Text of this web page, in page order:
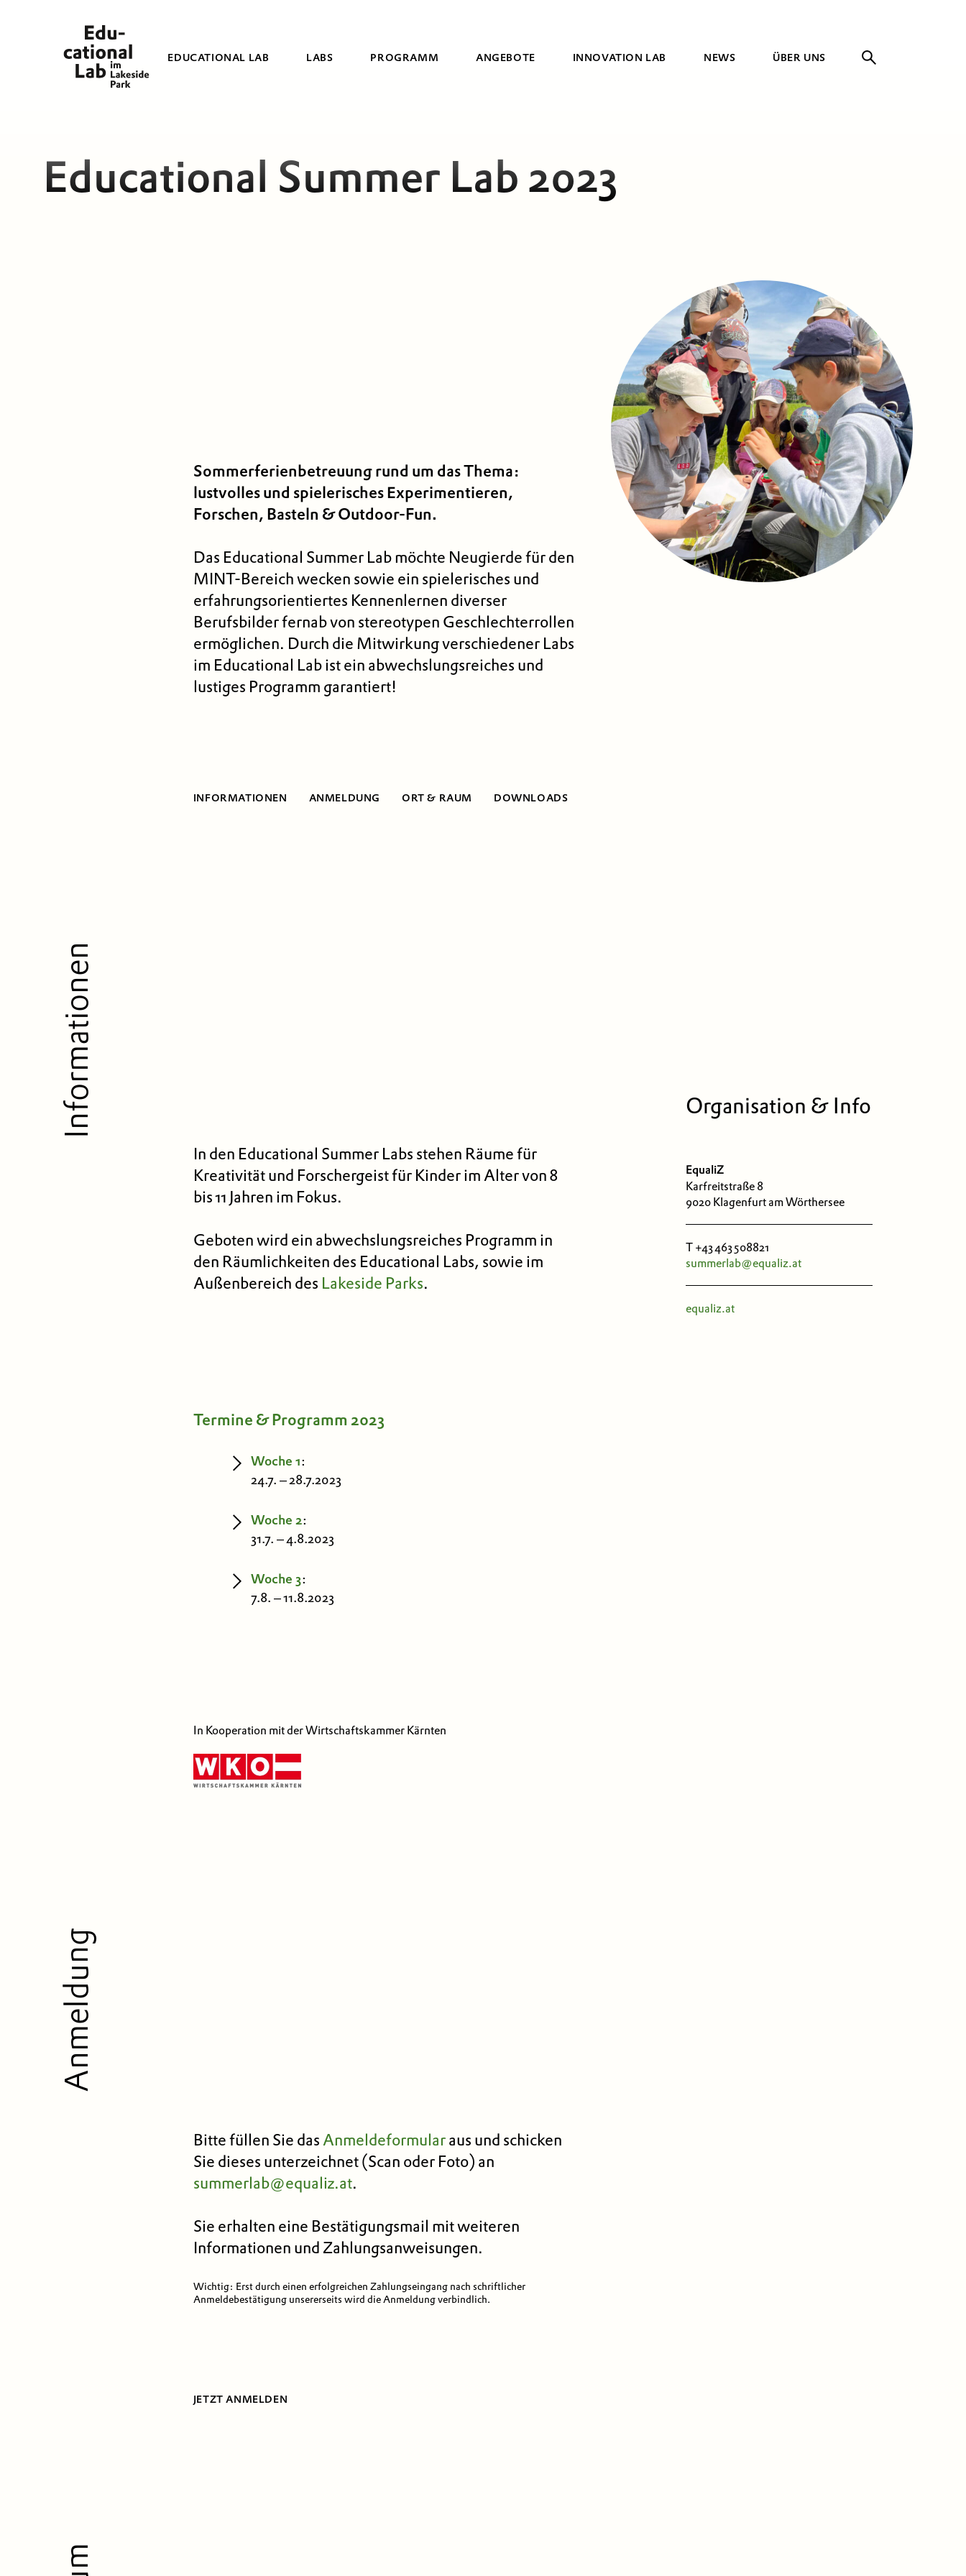
EDUCATIONAL LAB LABS PROGRAMM ANGEBOTE INNOVATION LAB NEWS ÜBER UNS
Educational Summer Lab 2023
Sommerferienbetreuung rund um das Thema:
lustvolles und spielerisches Experimentieren,
Forschen, Basteln & Outdoor-Fun.
Das Educational Summer Lab möchte Neugierde für den
MINT-Bereich wecken sowie ein spielerisches und
erfahrungs­orientiertes Kennenlernen diverser
Berufsbilder fernab von stereotypen Geschlechter­rollen
ermöglichen. Durch die Mitwirkung verschiedener Labs
im Educational Lab ist ein abwechslungs­reiches und
lustiges Programm garantiert!
INFORMATIONEN ANMELDUNG ORT & RAUM DOWNLOADS
Informationen
In den Educational Summer Labs stehen Räume für
Kreativität und Forschergeist für Kinder im Alter von 8
bis 11 Jahren im Fokus.
Geboten wird ein abwechslungs­reiches Programm in
den Räumlichkeiten des Educational Labs, sowie im
Außenbereich des Lakeside Parks.
Termine & Programm 2023
Woche 1:
24.7. – 28.7.2023
Woche 2:
31.7. – 4.8.2023
Woche 3:
7.8. – 11.8.2023
In Kooperation mit der Wirtschaftskammer Kärnten
Organisation & Info
EqualiZ
Karfreitstraße 8
9020 Klagenfurt am Wörthersee
T +43 463 508821
summerlab@equaliz.at
equaliz.at
Anmeldung
Bitte füllen Sie das Anmeldeformularaus und schicken
Sie dieses unterzeichnet (Scan oder Foto) an
summerlab@equaliz.at.
Sie erhalten eine Bestätigungsmail mit weiteren
Informationen und Zahlungsanweisungen.
Wichtig: Erst durch einen erfolgreichen Zahlungseingang nach schriftlicher
Anmeldebestätigung unsererseits wird die Anmeldung verbindlich.
JETZT ANMELDEN